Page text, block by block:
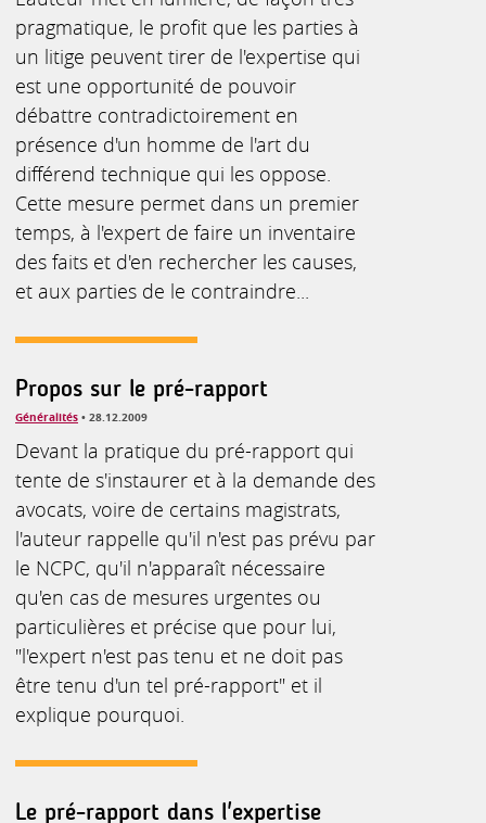
pragmatique, le profit que les parties à
un litige peuvent tirer de l'expertise qui
est une opportunité de pouvoir
débattre contradictoirement en
présence d'un homme de l'art du
différend technique qui les oppose.
Cette mesure permet dans un premier
temps, à l'expert de faire un inventaire
des faits et d'en rechercher les causes,
et aux parties de le contraindre...
Propos sur le pré-rapport
Généralités • 28.12.2009
Devant la pratique du pré-rapport qui
tente de s'instaurer et à la demande des
avocats, voire de certains magistrats,
l'auteur rappelle qu'il n'est pas prévu par
le NCPC, qu'il n'apparaît nécessaire
qu'en cas de mesures urgentes ou
particulières et précise que pour lui,
"l'expert n'est pas tenu et ne doit pas
être tenu d'un tel pré-rapport" et il
explique pourquoi.
Le pré-rapport dans l'expertise